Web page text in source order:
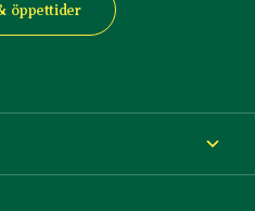
öppettider